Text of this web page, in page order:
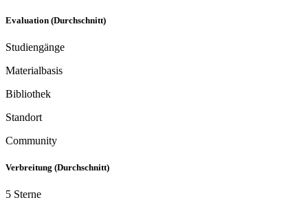
Evaluation (Durchschnitt)
Studiengänge
Materialbasis
Bibliothek
Standort
Community
Verbreitung (Durchschnitt)
5 Sterne